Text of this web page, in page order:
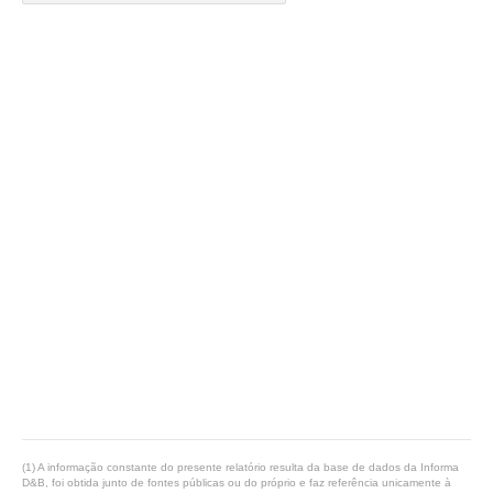
(1) A informação constante do presente relatório resulta da base de dados da Informa
D&B, foi obtida junto de fontes públicas ou do próprio e faz referência unicamente à